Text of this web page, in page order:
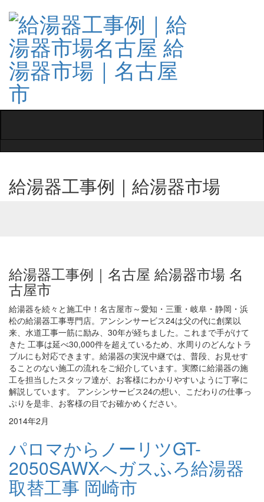
給湯器工事例｜給湯器市場
給湯器工事例｜名古屋 給湯器市場 名
古屋市
給湯器を続々と施工中！名古屋市～愛知・三重・岐阜・静岡・浜
松の給湯器工事専門店。アンシンサービス24は父の代に創業以
来、水道工事一筋に励み、30年が経ちました。これまで手がけて
きた 工事は延べ30,000件を超えているため、水周りのどんなトラ
ブルにも対応できます。給湯器の実況中継では、普段、お見せす
ることのない施工の流れをご紹介しています。実際に給湯器の施
工を担当したスタッフ達が、お客様にわかりやすいように丁寧に
解説しています。 アンシンサービス24の想い、こだわりの仕事っ
ぷりを是非、お客様の目でお確かめください。
2014年2月
パロマからノーリツGT-
2050SAWXへガスふろ給湯器
取替工事 岡崎市